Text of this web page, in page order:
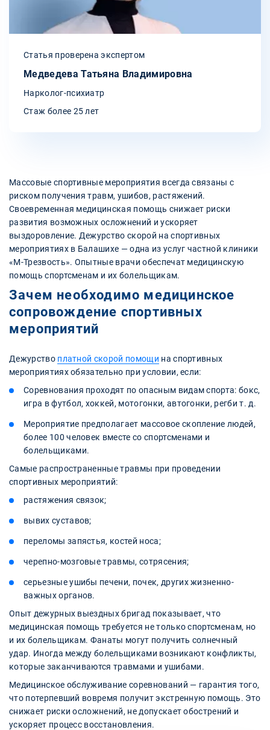
Статья проверена экспертом
Медведева Татьяна Владимировна
Нарколог-психиатр
Стаж более 25 лет
Массовые спортивные мероприятия всегда связаны с
риском получения травм, ушибов, растяжений.
Своевременная медицинская помощь снижает риски
развития возможных осложнений и ускоряет
выздоровление. Дежурство скорой на спортивных
мероприятиях в Балашихе — одна из услуг частной клиники
«М-Трезвость». Опытные врачи обеспечат медицинскую
помощь спортсменам и их болельщикам.
Зачем необходимо медицинское
сопровождение спортивных
мероприятий
Дежурство платной скорой помощи на спортивных
мероприятиях обязательно при условии, если:
Соревнования проходят по опасным видам спорта: бокс,
игра в футбол, хоккей, мотогонки, автогонки, регби т. д.
Мероприятие предполагает массовое скопление людей,
более 100 человек вместе со спортсменами и
болельщиками.
Самые распространенные травмы при проведении
спортивных мероприятий:
растяжения связок;
вывих суставов;
переломы запястья, костей носа;
черепно-мозговые травмы, сотрясения;
серьезные ушибы печени, почек, других жизненно-
важных органов.
Опыт дежурных выездных бригад показывает, что
медицинская помощь требуется не только спортсменам, но
и их болельщикам. Фанаты могут получить солнечный
удар. Иногда между болельщиками возникают конфликты,
которые заканчиваются травмами и ушибами.
Медицинское обслуживание соревнований — гарантия того,
что потерпевший вовремя получит экстренную помощь. Это
снижает риски осложнений, не допускает обострений и
ускоряет процесс восстановления.